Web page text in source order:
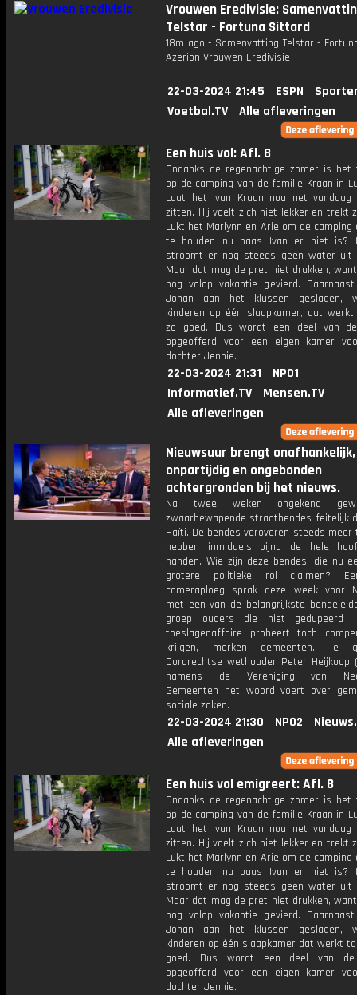
Vrouwen Eredivisie:
Telstar - Fortuna Sittard
18m ago - Samenvatting Telstar -
Azerion Vrouwen Eredivisie
22-03-2024 21:45 ESPN
Voetbal.TV
Alle afleveringen
Een huis vol: Afl. 8
Ondanks de regenachtige zomer is het
op de camping van de familie Kraan in
Laat het Ivan Kraan nou net
zitten. Hij voelt zich niet lekker en trekt
Lukt het Marlynn en Arie om de camping
te houden nu baas Ivan er niet is?
stroomt er nog steeds geen water uit
Maar dat mag de pret niet drukken,
nog volop vakantie gevierd.
Johan aan het klussen geslagen,
kinderen op één slaapkamer, dat
zo goed. Dus wordt een deel van
opgeofferd voor een eigen kamer
dochter Jennie.
22-03-2024 21:31
NPO1
Informatief.TV
Mensen.TV
Alle afleveringen
Nieuwsuur brengt onafhankelijk,
onpartijdig en ongebonden
achtergronden bij het nieuws.
Na twee weken ongekend
zwaarbewapende straatbendes feitelijk
Haïti. De bendes veroveren steeds meer
hebben inmiddels bijna de hele
handen. Wie zijn deze bendes, die nu
grotere politieke rol claimen?
cameraploeg sprak deze week voor
met een van de belangrijkste
groep ouders die niet
toeslagenaffaire probeert toch
krijgen, merken gemeenten. Te
Dordrechtse wethouder Peter Heijkoop
namens de Vereniging van
Gemeenten het woord voert over
sociale zaken.
22-03-2024 21:30 NPO2
Alle afleveringen
Een huis vol emigreert: Afl. 8
Ondanks de regenachtige zomer is het
op de camping van de familie Kraan in
Laat het Ivan Kraan nou net
zitten. Hij voelt zich niet lekker en trekt
Lukt het Marlynn en Arie om de camping
te houden nu baas Ivan er niet is?
stroomt er nog steeds geen water uit
Maar dat mag de pret niet drukken,
nog volop vakantie gevierd.
Johan aan het klussen geslagen,
kinderen op één slaapkamer dat werkt
goed. Dus wordt een deel van de
opgeofferd voor een eigen kamer
dochter Jennie.